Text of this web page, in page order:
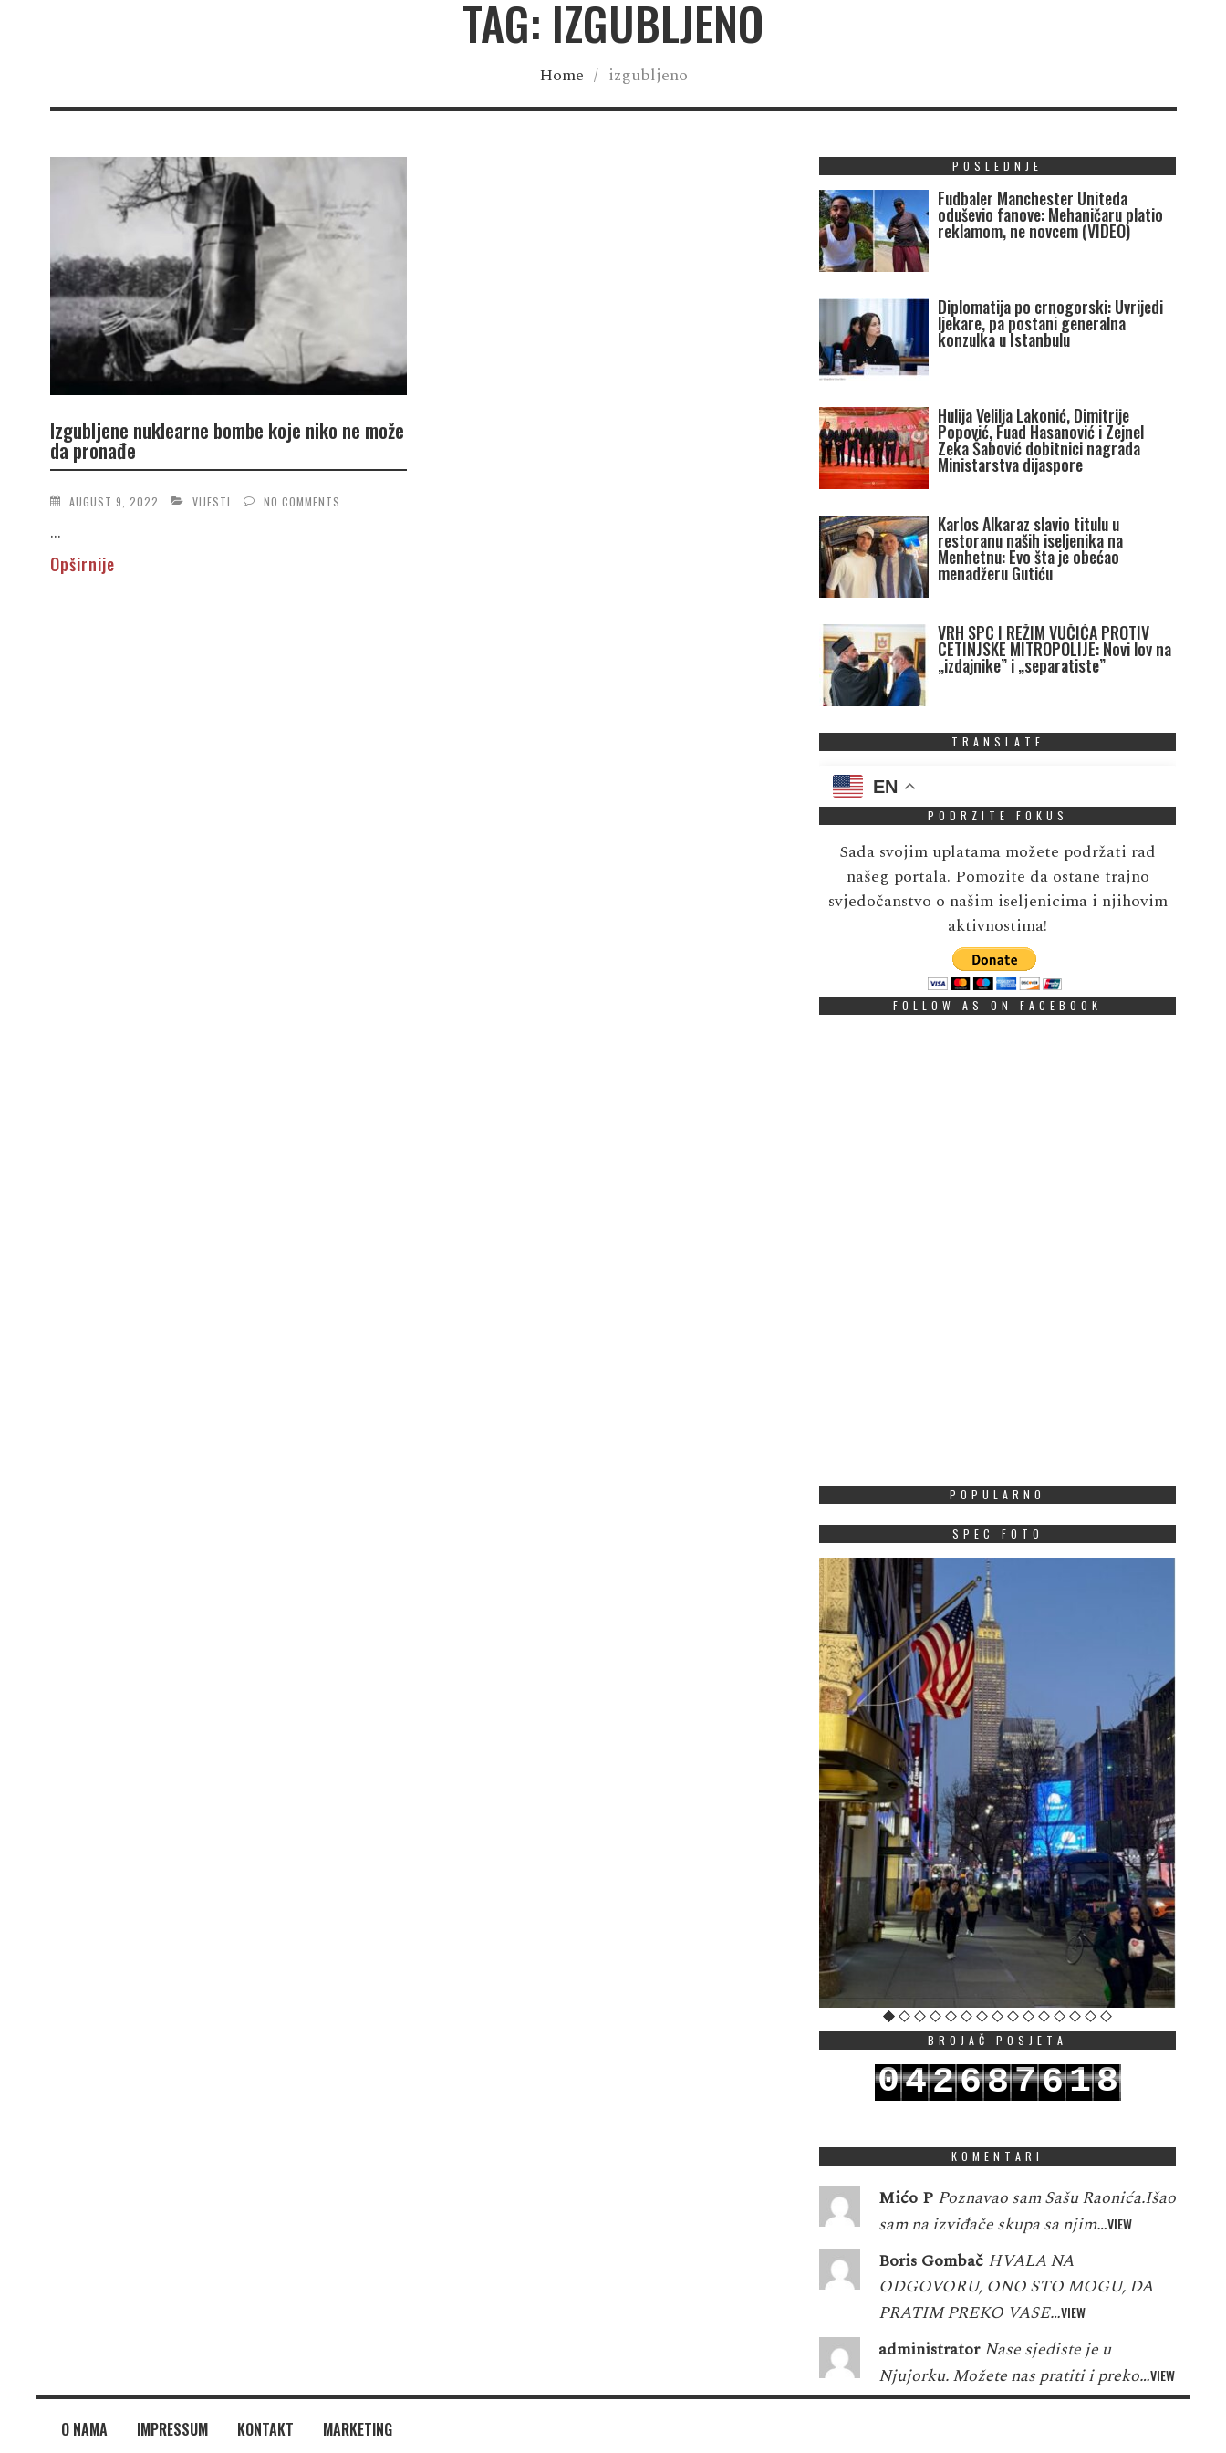
TAG: IZGUBLJENO
Home / izgubljeno
Izgubljene nuklearne bombe koje niko ne može
da pronađe
AUGUST 9, 2022 VIJESTI NO COMMENTS
...
Opširnije
POSLEDNJE
Fudbaler Manchester Uniteda
oduševio fanove: Mehaničaru platio
reklamom, ne novcem (VIDEO)
Diplomatija po crnogorski: Uvrijedi
ljekare, pa postani generalna
konzulka u Istanbulu
Hulija Velilja Lakonić, Dimitrije
Popović, Fuad Hasanović i Zejnel
Zeka Šabović dobitnici nagrada
Ministarstva dijaspore
Karlos Alkaraz slavio titulu u
restoranu naših iseljenika na
Menhetnu: Evo šta je obećao
menadžeru Gutiću
VRH SPC I REŽIM VUČIĆA PROTIV
CETINJSKE MITROPOLIJE: Novi lov na
„izdajnike” i „separatiste”
TRANSLATE
EN
PODRZITE FOKUS
Sada svojim uplatama možete podržati rad
našeg portala. Pomozite da ostane trajno
svjedočanstvo o našim iseljenicima i njihovim
aktivnostima!
FOLLOW AS ON FACEBOOK
POPULARNO
SPEC FOTO
BROJAČ POSJETA
042687619
KOMENTARI
Mićo P Poznavao sam Sašu Raonića.Išao
sam na izviđače skupa sa njim…VIEW
Boris Gombač HVALA NA
ODGOVORU, ONO STO MOGU, DA
PRATIM PREKO VASE…VIEW
administrator Nase sjediste je u
Njujorku. Možete nas pratiti i preko…VIEW
O NAMA IMPRESSUM KONTAKT MARKETING